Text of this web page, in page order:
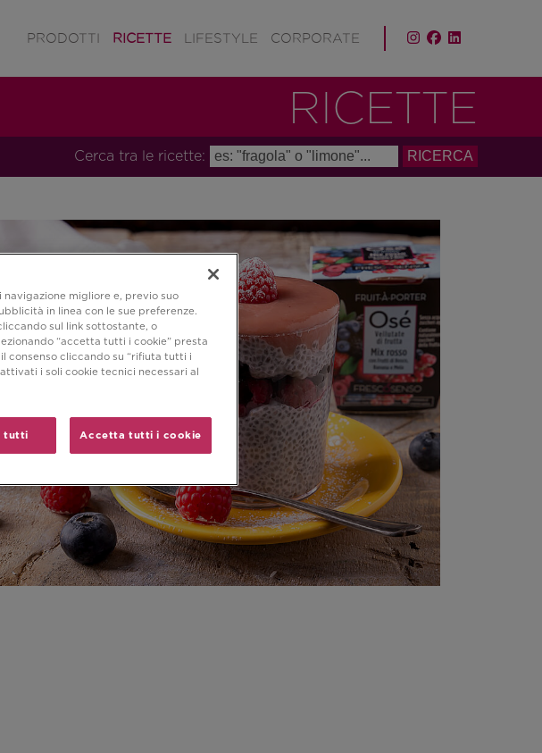
PRODOTTI RICETTE LIFESTYLE CORPORATE
RICETTE
Cerca tra le ricette:
migliore e, previo suo
in linea con le sue preferenze.
sul link sottostante, o
“accetta tutti i cookie” presta
consenso cliccando su “rifiuta tutti i
i soli cookie tecnici necessari al
tutti Accetta tutti i cookie